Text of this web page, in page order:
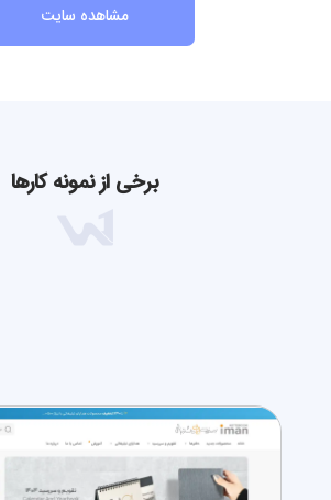
مشاهده سایت
برخی از نمونه کارها